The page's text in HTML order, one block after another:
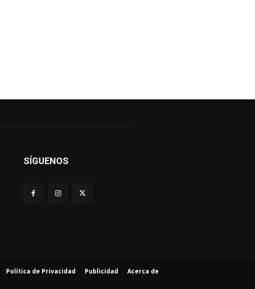
SÍGUENOS
Política de Privacidad Publicidad Acerca de